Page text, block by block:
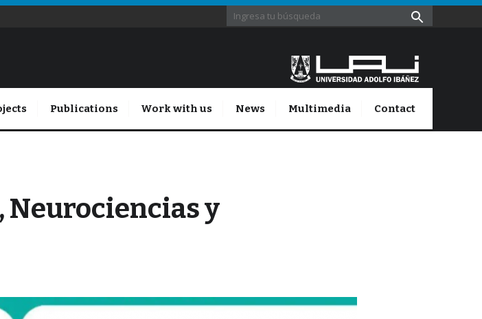
Publications Work with us News Multimedia Contact
Neurociencias y